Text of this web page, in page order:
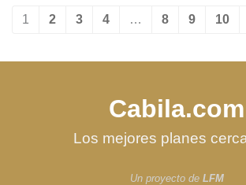
1 2 3 4 … 8 9 10
Cabila.com
Los mejores planes
Un proyecto de LFM